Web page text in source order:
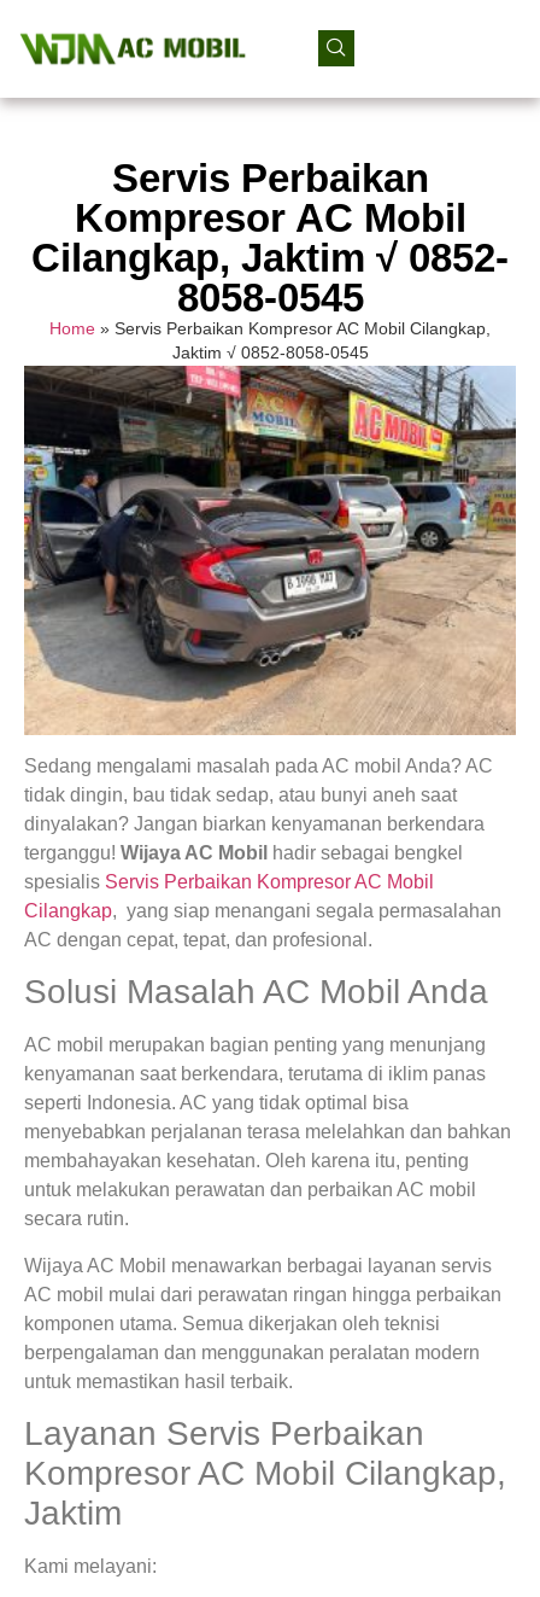
Servis Perbaikan
Kompresor AC Mobil
Cilangkap, Jaktim √ 0852-
8058-0545
Home » Servis Perbaikan Kompresor AC Mobil Cilangkap,
Jaktim √ 0852-8058-0545
Sedang mengalami masalah pada AC mobil Anda? AC
tidak dingin, bau tidak sedap, atau bunyi aneh saat
dinyalakan? Jangan biarkan kenyamanan berkendara
terganggu! Wijaya AC Mobil hadir sebagai bengkel
spesialis Servis Perbaikan Kompresor AC Mobil
Cilangkap, yang siap menangani segala permasalahan
AC dengan cepat, tepat, dan profesional.
Solusi Masalah AC Mobil Anda
AC mobil merupakan bagian penting yang menunjang
kenyamanan saat berkendara, terutama di iklim panas
seperti Indonesia. AC yang tidak optimal bisa
menyebabkan perjalanan terasa melelahkan dan bahkan
membahayakan kesehatan. Oleh karena itu, penting
untuk melakukan perawatan dan perbaikan AC mobil
secara rutin.
Wijaya AC Mobil menawarkan berbagai layanan servis
AC mobil mulai dari perawatan ringan hingga perbaikan
komponen utama. Semua dikerjakan oleh teknisi
berpengalaman dan menggunakan peralatan modern
untuk memastikan hasil terbaik.
Layanan Servis Perbaikan
Kompresor AC Mobil Cilangkap,
Jaktim
Kami melayani: